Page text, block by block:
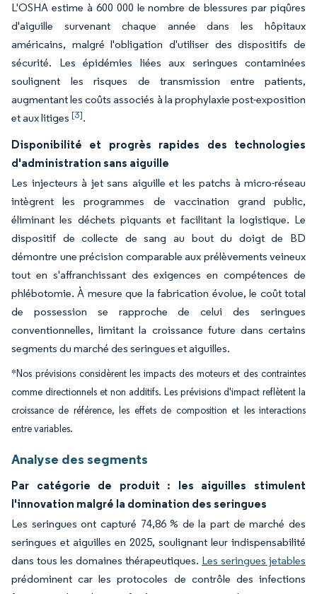
L'OSHA estime à 600 000 le nombre de blessures par piqûres
d'aiguille survenant chaque année dans les hôpitaux
américains, malgré l'obligation d'utiliser des dispositifs de
sécurité. Les épidémies liées aux seringues contaminées
soulignent les risques de transmission entre patients,
augmentant les coûts associés à la prophylaxie post-exposition
et aux litiges [3].
Disponibilité et progrès rapides des technologies
d'administration sans aiguille
Les injecteurs à jet sans aiguille et les patchs à micro-réseau
intègrent les programmes de vaccination grand public,
éliminant les déchets piquants et facilitant la logistique. Le
dispositif de collecte de sang au bout du doigt de BD
démontre une précision comparable aux prélèvements veineux
tout en s'affranchissant des exigences en compétences de
phlébotomie. À mesure que la fabrication évolue, le coût total
de possession se rapproche de celui des seringues
conventionnelles, limitant la croissance future dans certains
segments du marché des seringues et aiguilles.
*Nos prévisions considèrent les impacts des moteurs et des contraintes
comme directionnels et non additifs. Les prévisions d'impact reflètent la
croissance de référence, les effets de composition et les interactions
entre variables.
Analyse des segments
Par catégorie de produit : les aiguilles stimulent
l'innovation malgré la domination des seringues
Les seringues ont capturé 74,86 % de la part de marché des
seringues et aiguilles en 2025, soulignant leur indispensabilité
dans tous les domaines thérapeutiques. Les seringues jetables
prédominent car les protocoles de contrôle des infections